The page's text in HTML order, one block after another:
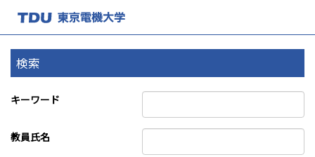
検索
キーワード
教員氏名